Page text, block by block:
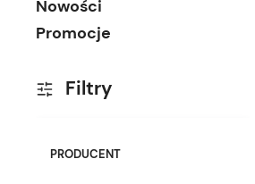
Nowości
Promocje
Filtry
PRODUCENT